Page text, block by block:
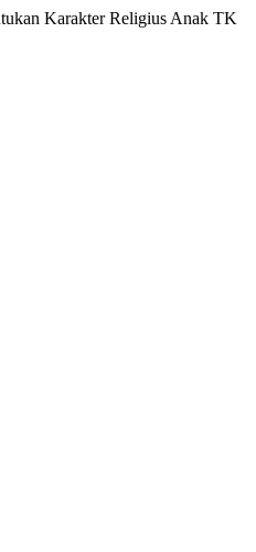
Karakter Religius Anak TK